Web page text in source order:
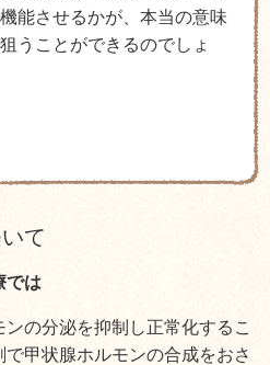
能させるかが、本当の意味
うことができるのでしょ
て
では
の分泌を抑制し正常化するこ
甲状腺ホルモンの合成をおさ